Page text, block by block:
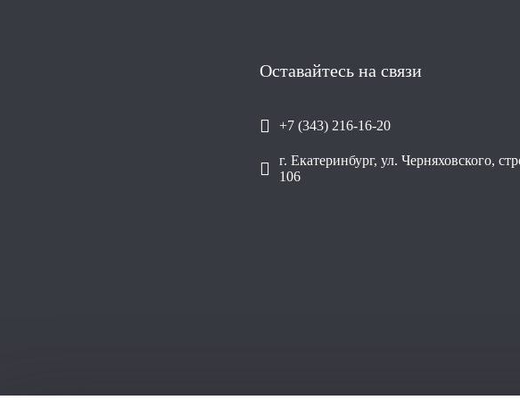
Оставайтесь на связи
+7 (343) 216-16-20
г. Екатеринбург, ул. Черняховского,
106